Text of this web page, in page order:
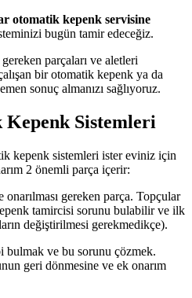
otomatik kepenk servisine
bugün tamir edeceğiz.
parçaları ve aletleri
bir otomatik kepenk ya da
sonuç almanızı sağlıyoruz.
Sistemleri
kepenk sistemleri ister eviniz için
2 önemli parça içerir:
gereken parça. Topçular
tamircisi sorunu bulabilir ve ilk
değiştirilmesi gerekmedikçe).
bulmak ve bu sorunu çözmek.
geri dönmesine ve ek onarım